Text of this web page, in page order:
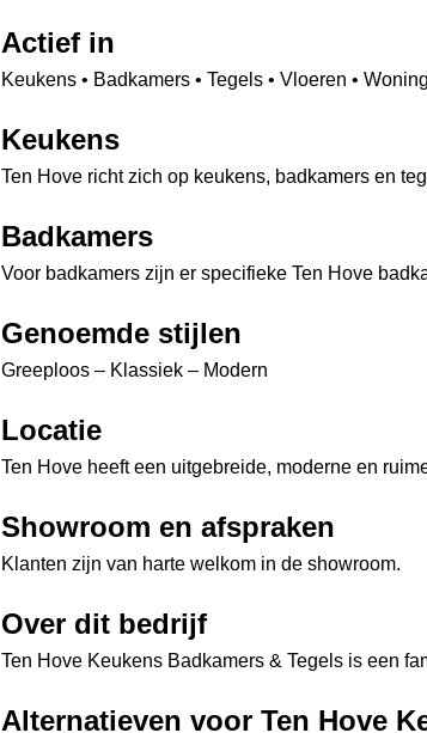
Actief in
Keukens • Badkamers • Tegels • Vloeren •
Keukens
Ten Hove richt zich op keukens, badkamers en
Badkamers
Voor badkamers zijn er specifieke Ten Hove
Genoemde stijlen
Greeploos – Klassiek – Modern
Locatie
Ten Hove heeft een uitgebreide, moderne en
Showroom en afspraken
Klanten zijn van harte welkom in de showroom.
Over dit bedrijf
Ten Hove Keukens Badkamers & Tegels is een
Alternatieven voor Ten Hove